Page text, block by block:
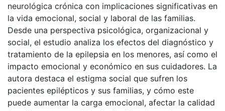
neurológica crónica con implicaciones significativas en
la vida emocional, social y laboral de las familias.
Desde una perspectiva psicológica, organizacional y
social, el estudio analiza los efectos del diagnóstico y
tratamiento de la epilepsia en los menores, así como el
impacto emocional y económico en sus cuidadores. La
autora destaca el estigma social que sufren los
pacientes epilépticos y sus familias, y cómo este
puede aumentar la carga emocional, afectar la calidad